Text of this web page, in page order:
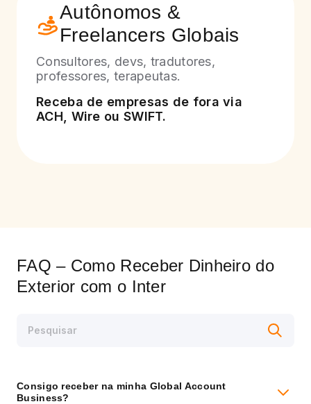
Autônomos &
Freelancers Globais
Consultores, devs, tradutores,
professores, terapeutas.
Receba de empresas de fora via
ACH, Wire ou SWIFT.
FAQ – Como Receber Dinheiro do
Exterior com o Inter
Consigo receber na minha Global Account
Business?